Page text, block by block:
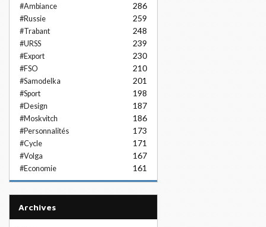
#Ambiance 286
#Russie 259
#Trabant 248
#URSS 239
#Export 230
#FSO 210
#Samodelka 201
#Sport 198
#Design 187
#Moskvitch 186
#Personnalités 173
#Cycle 171
#Volga 167
#Economie 161
Archives